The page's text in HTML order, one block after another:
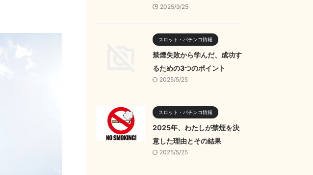
2025/9/25
スロット・パチンコ情報
禁煙失敗から学んだ、成功す
るための3つのポイント
2025/5/25
スロット・パチンコ情報
2025年、わたしが禁煙を決
意した理由とその結果
2025/5/25